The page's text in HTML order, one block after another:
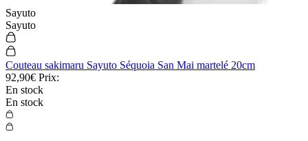
Sayuto
Sayuto
Couteau sakimaru Sayuto Séquoia San Mai martelé 20cm
92,90€ Prix:
En stock
En stock